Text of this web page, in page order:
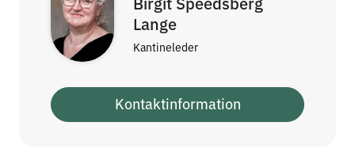
Lange
Kantineleder
Kontaktinformation